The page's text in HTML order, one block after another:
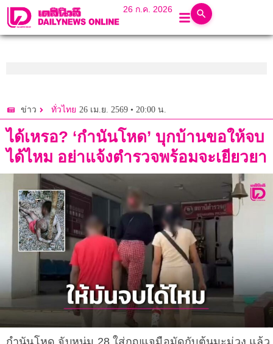
26 ก.ค. 2026
ข่าว ทั่วไทย 26 เม.ย. 2569 • 20:00 น.
ได้เหรอ? ‘กำนันโหด’ บุกบ้านขอให้จบ
ได้ไหม อย่าแจ้งตำรวจพร้อมจะเยียวยา